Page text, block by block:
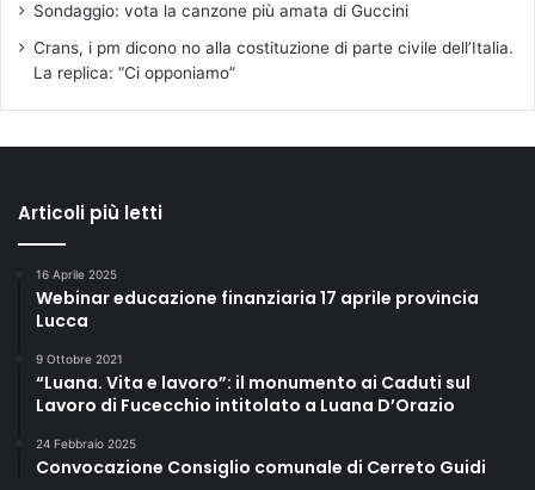
Sondaggio: vota la canzone più amata di Guccini
Crans, i pm dicono no alla costituzione di parte civile dell’Italia.
La replica: “Ci opponiamo”
Articoli più letti
16 Aprile 2025
Webinar educazione finanziaria 17 aprile provincia
Lucca
9 Ottobre 2021
“Luana. Vita e lavoro”: il monumento ai Caduti sul
Lavoro di Fucecchio intitolato a Luana D’Orazio
24 Febbraio 2025
Convocazione Consiglio comunale di Cerreto Guidi